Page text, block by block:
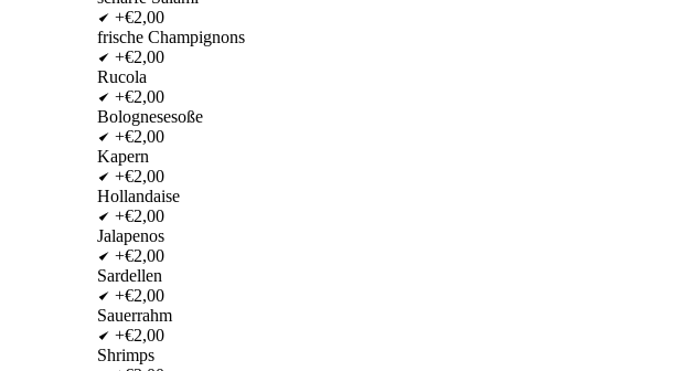
+€2,00
frische Champignons
+€2,00
Rucola
+€2,00
Bolognesesoße
+€2,00
Kapern
+€2,00
Hollandaise
+€2,00
Jalapenos
+€2,00
Sardellen
+€2,00
Sauerrahm
+€2,00
Shrimps